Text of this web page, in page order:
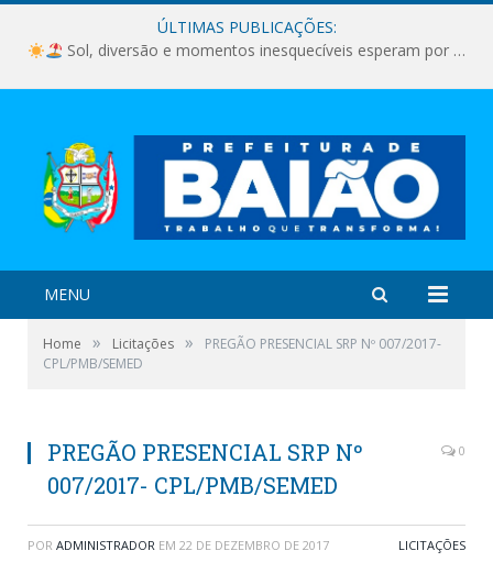
ÚLTIMAS PUBLICAÇÕES:
Sol, diversão e momentos inesquecíveis esperam por você!
MENU
Home » Licitações »
PREGÃO PRESENCIAL SRP Nº 007/2017-
CPL/PMB/SEMED
PREGÃO PRESENCIAL SRP Nº
007/2017- CPL/PMB/SEMED
0
POR ADMINISTRADOR EM 22 DE DEZEMBRO DE 2017 LICITAÇÕES